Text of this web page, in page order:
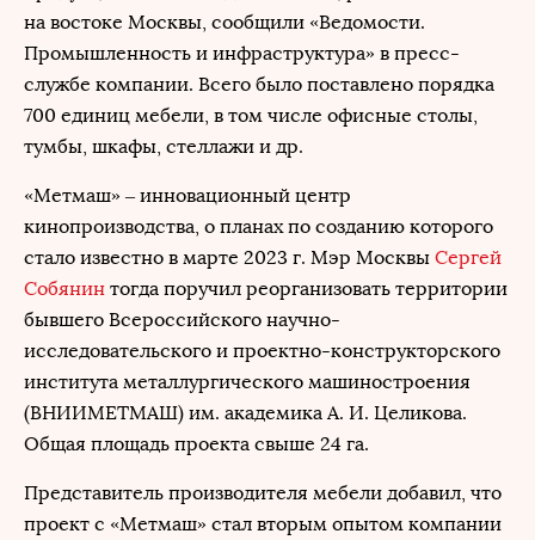
на востоке Москвы, сообщили «Ведомости.
Промышленность и инфраструктура» в пресс-
службе компании. Всего было поставлено порядка
700 единиц мебели, в том числе офисные столы,
тумбы, шкафы, стеллажи и др.
«Метмаш» – инновационный центр
кинопроизводства, о планах по созданию которого
стало известно в марте 2023 г. Мэр Москвы Сергей
Собянин тогда поручил реорганизовать территории
бывшего Всероссийского научно-
исследовательского и проектно-конструкторского
института металлургического машиностроения
(ВНИИМЕТМАШ) им. академика А. И. Целикова.
Общая площадь проекта свыше 24 га.
Представитель производителя мебели добавил, что
проект с «Метмаш» стал вторым опытом компании